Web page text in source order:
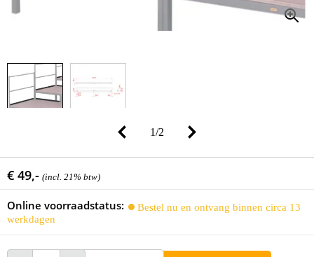
1/2
€ 49,- (incl. 21% btw)
Online voorraadstatus:
Bestel nu en ontvang binnen circa 13
werkdagen